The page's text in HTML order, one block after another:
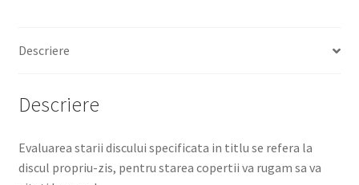
Descriere
Descriere
Evaluarea starii discului specificata in titlu se refera la
discul propriu-zis, pentru starea copertii va rugam sa va